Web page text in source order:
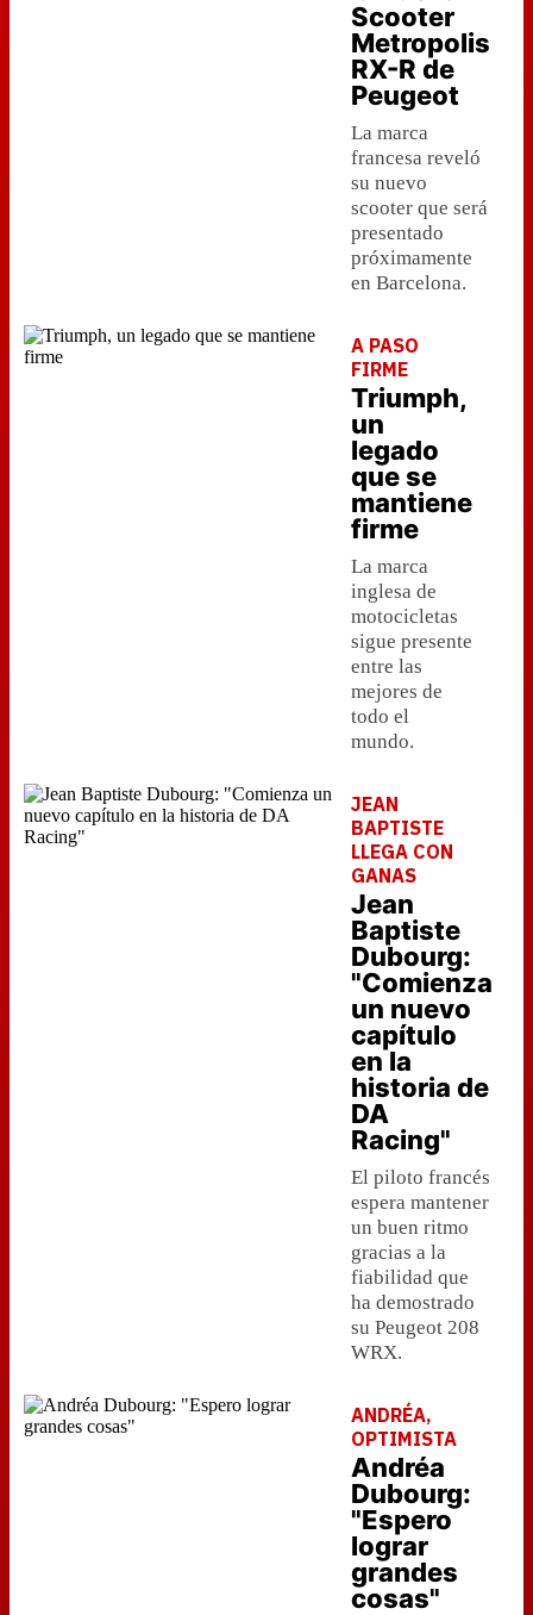
Scooter
Metropolis
RX-R de
Peugeot
La marca
francesa reveló
su nuevo
scooter que será
presentado
próximamente
en Barcelona.
A PASO
FIRME
Triumph,
un
legado
que se
mantiene
firme
La marca
inglesa de
motocicletas
sigue presente
entre las
mejores de
todo el
mundo.
JEAN
BAPTISTE
LLEGA CON
GANAS
Jean
Baptiste
Dubourg:
"Comienza
un nuevo
capítulo
en la
historia de
DA
Racing"
El piloto francés
espera mantener
un buen ritmo
gracias a la
fiabilidad que
ha demostrado
su Peugeot 208
WRX.
ANDRÉA,
OPTIMISTA
Andréa
Dubourg:
"Espero
lograr
grandes
cosas"